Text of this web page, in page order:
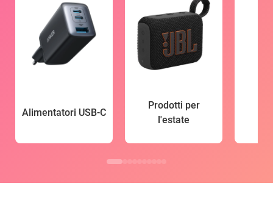
Alimentatori USB-C
Prodotti per
l'estate